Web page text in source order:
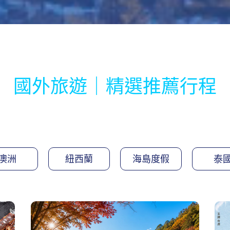
國外旅遊｜精選推薦行程
洲 紐西蘭 海島度假 泰